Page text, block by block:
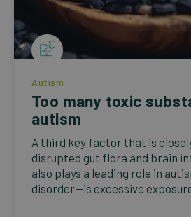
Autism
Too many toxic
autism
A third key factor that is
disrupted gut flora and brain
also plays a leading role in
disorder—is excessive